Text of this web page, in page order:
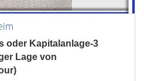
oder Kapitalanlage-3
Lage von